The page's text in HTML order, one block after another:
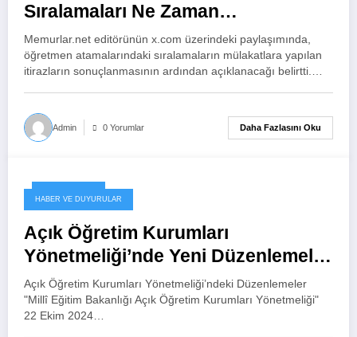
Sıralamaları Ne Zaman
Açıklayacak?
Memurlar.net editörünün x.com üzerindeki paylaşımında,
öğretmen atamalarındaki sıralamaların mülakatlara yapılan
itirazların sonuçlanmasının ardından açıklanacağı belirtti.…
Admin 0 Yorumlar Daha Fazlasını Oku
23 Ekim 2024
HABER VE DUYURULAR
Açık Öğretim Kurumları
Yönetmeliği’nde Yeni Düzenlemeler
Yapıldı!
Açık Öğretim Kurumları Yönetmeliği’ndeki Düzenlemeler
"Millî Eğitim Bakanlığı Açık Öğretim Kurumları Yönetmeliği"
22 Ekim 2024…